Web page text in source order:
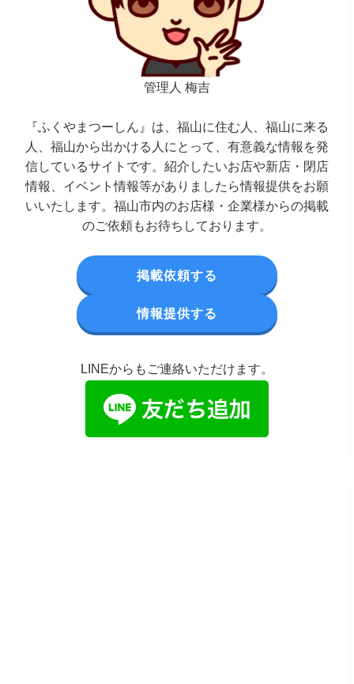
管理人 梅吉
『ふくやまつーしん』は、福山に住む人、福山に来る
人、福山から出かける人にとって、有意義な情報を発
信しているサイトです。紹介したいお店や新店・閉店
情報、イベント情報等がありましたら情報提供をお願
いいたします。福山市内のお店様・企業様からの掲載
のご依頼もお待ちしております。
掲載依頼する
情報提供する
LINEからもご連絡いただけます。